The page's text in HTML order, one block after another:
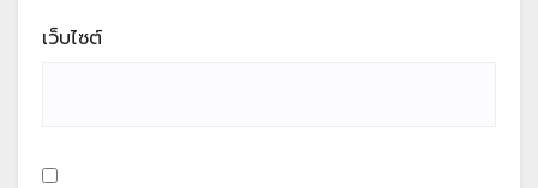
เว็บไซต์